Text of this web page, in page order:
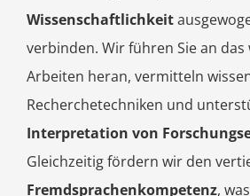
Wissenschaftlichkeit
verbinden. Wir führen Sie an
Arbeiten heran, vermitteln
Recherchetechniken und
Interpretation von
Gleichzeitig fördern wir den
Fremdsprachenkompetenz,